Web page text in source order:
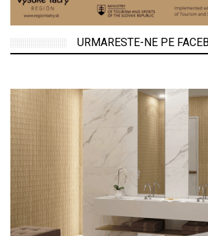
URMARESTE-NE PE